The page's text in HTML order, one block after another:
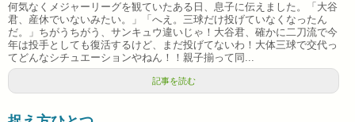
何気なくメジャーリーグを観ていたある日、息子に伝えました。「大谷
君、産休でいないみたい。」「へえ。三球だけ投げていなくなったん
だ。」ちがうちがう、サンキュウ違いじゃ！大谷君、確かに二刀流で今
年は投手としても復活するけど、まだ投げてないわ！大体三球で交代っ
てどんなシチュエーションやねん！！親子揃って同...
記事を読む